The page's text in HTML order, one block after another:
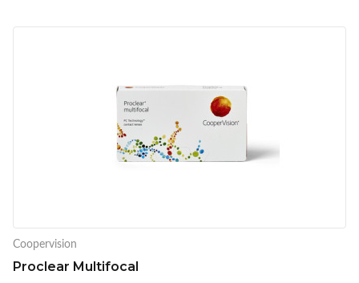
Coopervision
Proclear Multifocal